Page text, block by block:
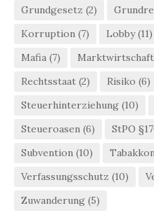
Grundgesetz (2)
Korruption (7) Lobby(11)
Mafia (7) Marktwirtschaft
Rechtsstaat (2) Risiko (6)
Steuerhinterziehung (10)
Steueroasen (6) StPO
Subvention (10)
Verfassungsschutz (10)
Zuwanderung (5)